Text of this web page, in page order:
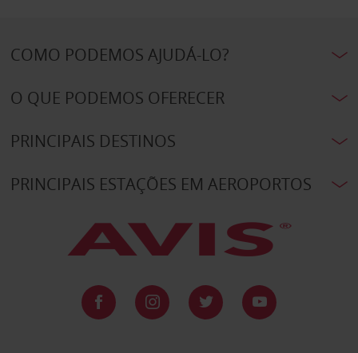
COMO PODEMOS AJUDÁ-LO?
O QUE PODEMOS OFERECER
PRINCIPAIS DESTINOS
PRINCIPAIS ESTAÇÕES EM AEROPORTOS